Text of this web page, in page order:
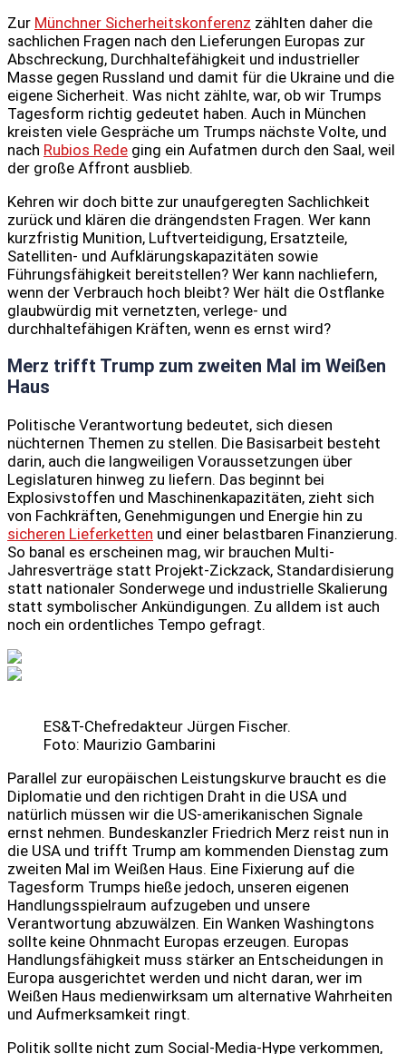
Zur Münchner Sicherheitskonferenz zählten daher die
sachlichen Fragen nach den Lieferungen Europas zur
Abschreckung, Durchhaltefähigkeit und industrieller
Masse gegen Russland und damit für die Ukraine und die
eigene Sicherheit. Was nicht zählte, war, ob wir Trumps
Tagesform richtig gedeutet haben. Auch in München
kreisten viele Gespräche um Trumps nächste Volte, und
nach Rubios Rede ging ein Aufatmen durch den Saal, weil
der große Affront ausblieb.
Kehren wir doch bitte zur unaufgeregten Sachlichkeit
zurück und klären die drängendsten Fragen. Wer kann
kurzfristig Munition, Luftverteidigung, Ersatzteile,
Satelliten- und Aufklärungskapazitäten sowie
Führungsfähigkeit bereitstellen? Wer kann nachliefern,
wenn der Verbrauch hoch bleibt? Wer hält die Ostflanke
glaubwürdig mit vernetzten, verlege- und
durchhaltefähigen Kräften, wenn es ernst wird?
Merz trifft Trump zum zweiten Mal im Weißen
Haus
Politische Verantwortung bedeutet, sich diesen
nüchternen Themen zu stellen. Die Basisarbeit besteht
darin, auch die langweiligen Voraussetzungen über
Legislaturen hinweg zu liefern. Das beginnt bei
Explosivstoffen und Maschinenkapazitäten, zieht sich
von Fachkräften, Genehmigungen und Energie hin zu
sicheren Lieferketten und einer belastbaren Finanzierung.
So banal es erscheinen mag, wir brauchen Multi-
Jahresverträge statt Projekt-Zickzack, Standardisierung
statt nationaler Sonderwege und industrielle Skalierung
statt symbolischer Ankündigungen. Zu alldem ist auch
noch ein ordentliches Tempo gefragt.
ES&T-Chefredakteur Jürgen Fischer.
Foto: Maurizio Gambarini
Parallel zur europäischen Leistungskurve braucht es die
Diplomatie und den richtigen Draht in die USA und
natürlich müssen wir die US-amerikanischen Signale
ernst nehmen. Bundeskanzler Friedrich Merz reist nun in
die USA und trifft Trump am kommenden Dienstag zum
zweiten Mal im Weißen Haus. Eine Fixierung auf die
Tagesform Trumps hieße jedoch, unseren eigenen
Handlungsspielraum aufzugeben und unsere
Verantwortung abzuwälzen. Ein Wanken Washingtons
sollte keine Ohnmacht Europas erzeugen. Europas
Handlungsfähigkeit muss stärker an Entscheidungen in
Europa ausgerichtet werden und nicht daran, wer im
Weißen Haus medienwirksam um alternative Wahrheiten
und Aufmerksamkeit ringt.
Politik sollte nicht zum Social-Media-Hype verkommen,